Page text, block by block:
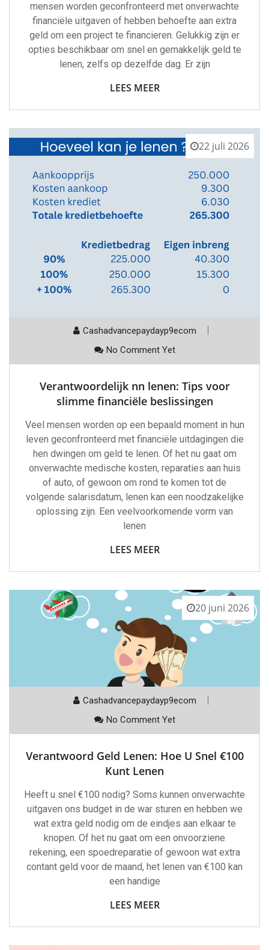
mensen worden geconfronteerd met onverwachte
financiële uitgaven of hebben behoefte aan extra
geld om een project te financieren. Gelukkig zijn er
opties beschikbaar om snel en gemakkelijk geld te
lenen, zelfs op dezelfde dag. Er zijn
LEES MEER
22 juli 2026
Cashadvancepaydayp9ecom
No Comment Yet
Verantwoordelijk nn lenen: Tips voor
slimme financiële beslissingen
Veel mensen worden op een bepaald moment in hun
leven geconfronteerd met financiële uitdagingen die
hen dwingen om geld te lenen. Of het nu gaat om
onverwachte medische kosten, reparaties aan huis
of auto, of gewoon om rond te komen tot de
volgende salarisdatum, lenen kan een noodzakelijke
oplossing zijn. Een veelvoorkomende vorm van
lenen
LEES MEER
20 juni 2026
Cashadvancepaydayp9ecom
No Comment Yet
Verantwoord Geld Lenen: Hoe U Snel €100
Kunt Lenen
Heeft u snel €100 nodig? Soms kunnen onverwachte
uitgaven ons budget in de war sturen en hebben we
wat extra geld nodig om de eindjes aan elkaar te
knopen. Of het nu gaat om een onvoorziene
rekening, een spoedreparatie of gewoon wat extra
contant geld voor de maand, het lenen van €100 kan
een handige
LEES MEER